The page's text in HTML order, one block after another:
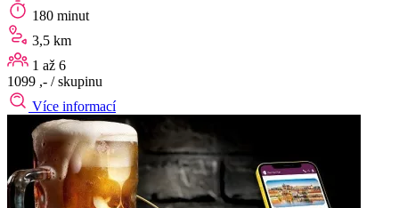
180 minut
3,5 km
1 až 6
1099 ,- / skupinu
Více informací